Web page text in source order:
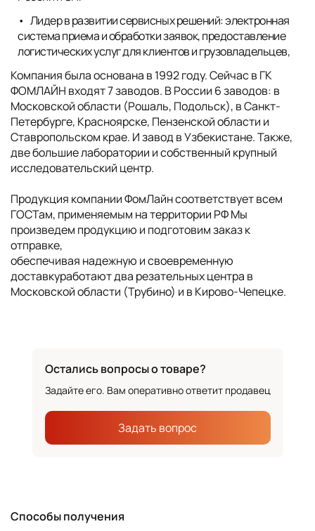
Лидер в развитии сервисных решений: электронная
система приема и обработки заявок, предоставление
логистических услуг для клиентов и грузовладельцев,
Компания была основана в 1992 году. Сейчас в ГК
ФОМЛАЙН входят 7 заводов. В России 6 заводов: в
Московской области (Рошаль, Подольск), в Санкт-
Петербурге, Красноярске, Пензенской области и
Ставропольском крае. И завод в Узбекистане. Также,
две большие лаборатории и собственный крупный
исследовательский центр.
Продукция компании ФомЛайн соответствует всем
ГОСТам, применяемым на территории РФ Мы
произведем продукцию и подготовим заказ к
отправке,
обеспечивая надежную и своевременную
доставкуработают два резательных центра в
Московской области (Трубино) и в Кирово-Чепецке.
Способы получения
Остались вопросы о товаре?
Задайте его. Вам оперативно ответит продавец
Задать вопрос